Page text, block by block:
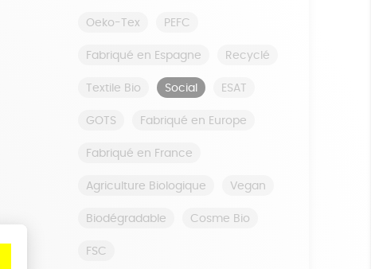
Oeko-Tex PEFC
Fabriqué en Espagne Recyclé
Textile Bio Social ESAT
GOTS Fabriqué en Europe
Fabriqué en France
Agriculture Biologique Vegan
Biodégradable Cosme Bio
FSC